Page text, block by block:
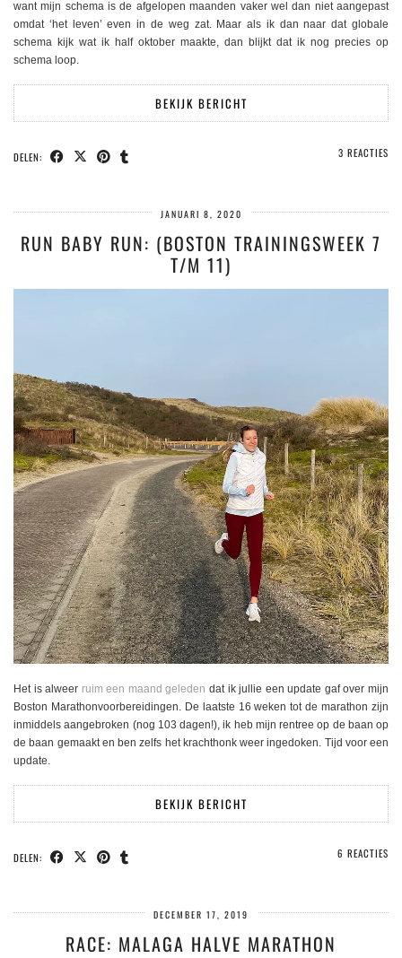
want mijn schema is de afgelopen maanden vaker wel dan niet aangepast
omdat ‘het leven’ even in de weg zat. Maar als ik dan naar dat globale
schema kijk wat ik half oktober maakte, dan blijkt dat ik nog precies op
schema loop.
BEKIJK BERICHT
DELEN: 3 REACTIES
JANUARI 8, 2020
RUN BABY RUN: (BOSTON TRAININGSWEEK 7
T/M 11)
Het is alweer ruim een maand geleden dat ik jullie een update gaf over mijn
Boston Marathonvoorbereidingen. De laatste 16 weken tot de marathon zijn
inmiddels aangebroken (nog 103 dagen!), ik heb mijn rentree op de baan op
de baan gemaakt en ben zelfs het krachthonk weer ingedoken. Tijd voor een
update.
BEKIJK BERICHT
DELEN: 6 REACTIES
DECEMBER 17, 2019
RACE: MALAGA HALVE MARATHON